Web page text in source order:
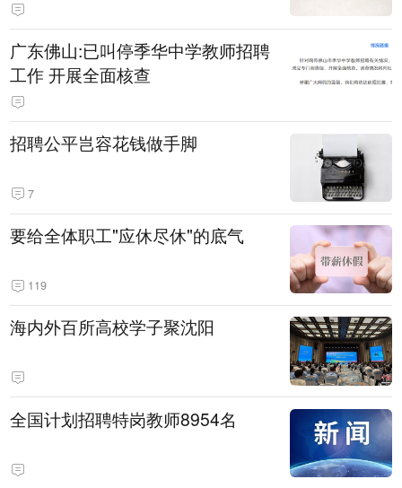
广东佛山:已叫停季华中学教师招聘
工作 开展全面核查
招聘公平岂容花钱做手脚
7
要给全体职工"应休尽休"的底气
119
海内外百所高校学子聚沈阳
全国计划招聘特岗教师8954名